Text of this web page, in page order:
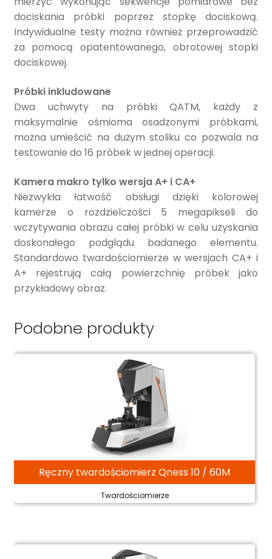
dociskania próbki poprzez stopkę dociskową.
Indywidualne testy można również przeprowadzić
za pomocą opatentowanego, obrotowej stopki
dociskowej.
Próbki inkludowane
Dwa uchwyty na próbki QATM, każdy z
maksymalnie ośmioma osadzonymi próbkami,
można umieścić na dużym stoliku co pozwala na
testowanie do 16 próbek w jednej operacji.
Kamera makro tylko wersja A+ i CA+
Niezwykła łatwość obsługi dzięki kolorowej
kamerze o rozdzielczości 5 megapikseli do
wczytywania obrazu całej próbki w celu uzyskania
doskonałego podglądu badanego elementu.
Standardowo twardościomierze w wersjach CA+ i
A+ rejestrują całą powierzchnię próbek jako
przykładowy obraz.
Podobne produkty
Ręczny twardościomierz Qness 10 / 60M
Twardościomierze